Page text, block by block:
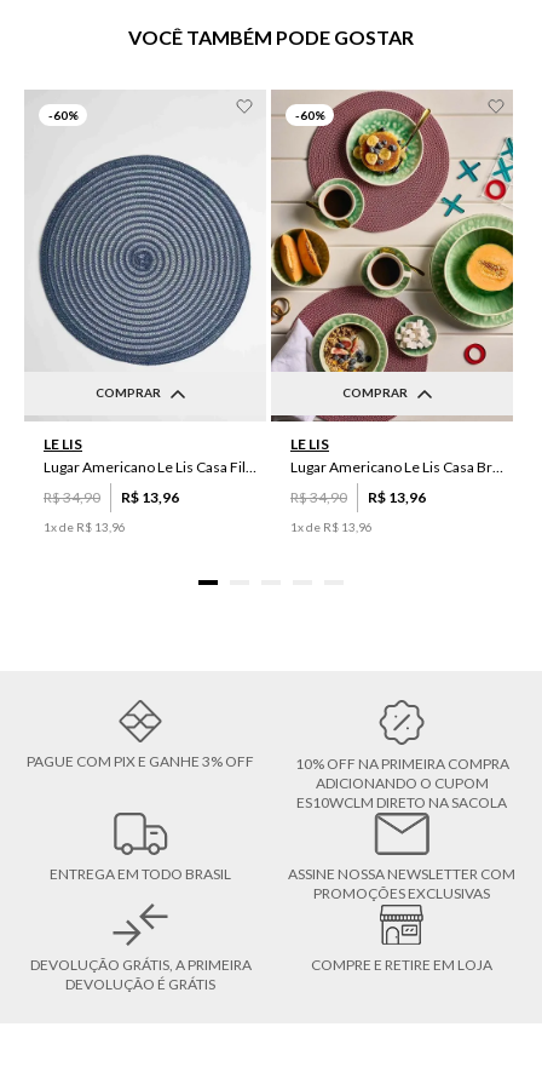
VOCÊ TAMBÉM PODE GOSTAR
-60%
COMPRAR
LE LIS
Lugar Americano Le Lis Casa Filipa
R$34,90 R$ 13 96
1x de R$ 13 96
-60%
COMPRAR
LE LIS
Lugar Americano Le Lis Casa Brenda
R$34,90 R$ 13 96
1x de R$ 13 96
PAGUE COM PIX E GANHE 3% OFF
10% OFF NA PRIMEIRA COMPRA
ADICIONANDO O CUPOM
ES10WCLM DIRETO NA SACOLA
ENTREGA EM TODO BRASIL
ASSINE NOSSA NEWSLETTER COM
PROMOÇÕES EXCLUSIVAS
DEVOLUÇÃO GRÁTIS, A PRIMEIRA
DEVOLUÇÃO É GRÁTIS
COMPRE E RETIRE EM LOJA